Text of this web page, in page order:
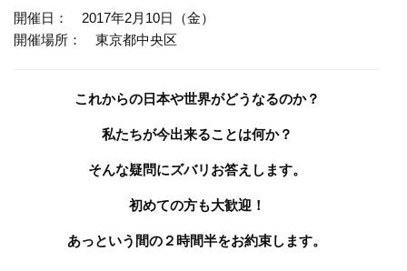
開催日： 2017年2月10日（金）
開催場所： 東京都中央区
これからの日本や世界がどうなるのか？
私たちが今出来ることは何か？
そんな疑問にズバリお答えします。
初めての方も大歓迎！
あっという間の２時間半をお約束します。